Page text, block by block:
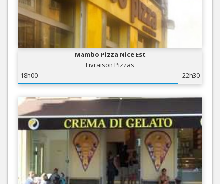
Mambo Pizza Nice Est
Livraison Pizzas
18h00
22h30